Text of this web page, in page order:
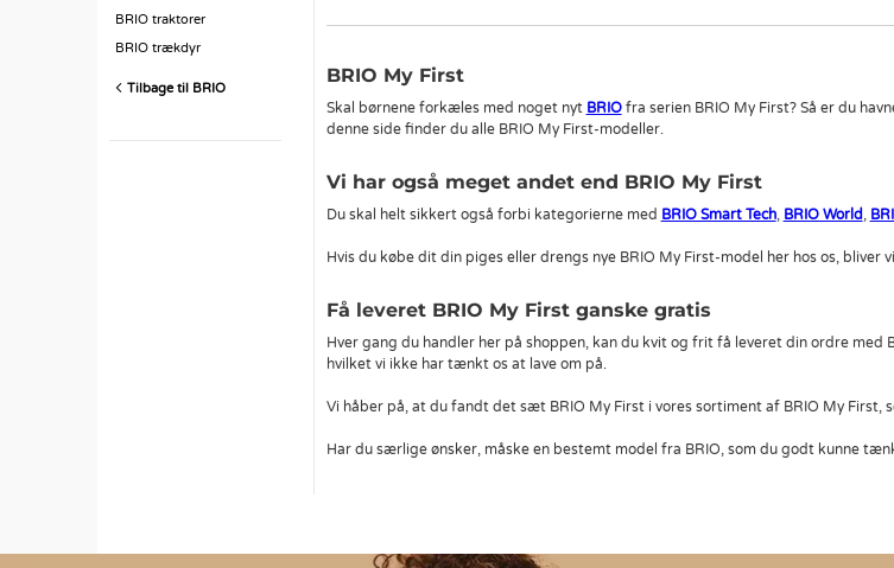
BRIO traktorer
BRIO trækdyr
Tilbage til BRIO
BRIO My First
Skal børnene forkæles med noget nyt BRIOfra serien BRIO My First? Så er du
denne side finder du alle BRIO My First-modeller.
Vi har også meget andet end BRIO My First
Du skal helt sikkert også forbi kategorierne med BRIO Smart Tech, BRIO World,
Hvis du købe dit din piges eller drengs nye BRIO My First-model her hos os,
Få leveret BRIO My First ganske gratis
Hver gang du handler her på shoppen, kan du kvit og frit få leveret din ordre
hvilket vi ikke har tænkt os at lave om på.
Vi håber på, at du fandt det sæt BRIO My First i vores sortiment af BRIO My First,
Har du særlige ønsker, måske en bestemt model fra BRIO, som du godt kunne